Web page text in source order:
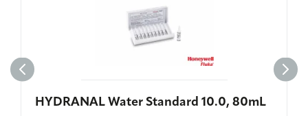
HYDRANAL Water Standard 10.0, 80mL